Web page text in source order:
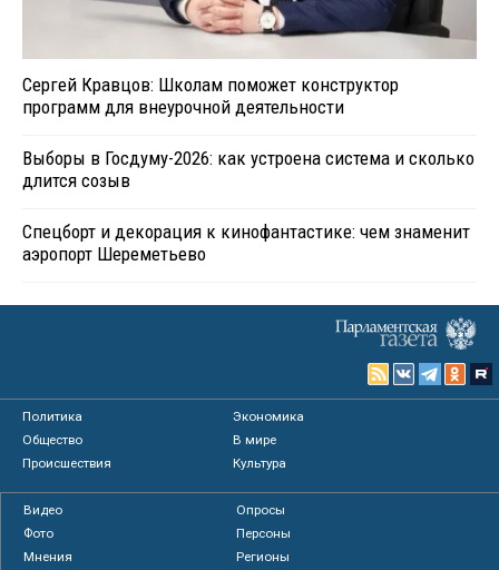
Сергей Кравцов: Школам поможет конструктор
программ для внеурочной деятельности
Выборы в Госдуму-2026: как устроена система и сколько
длится созыв
Спецборт и декорация к кинофантастике: чем знаменит
аэропорт Шереметьево
Политика
Экономика
Общество
В мире
Происшествия
Культура
Видео
Опросы
Фото
Персоны
Мнения
Регионы